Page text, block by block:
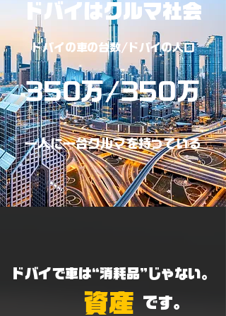
​ドバイはクルマ社会
ドバイの車の台数/​ドバイの人口
350万/350万
​一人に一台クルマを持っている
ドバイで車は“消耗品”じゃない。
資産 です。